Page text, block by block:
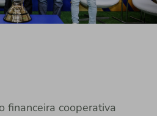
financeira cooperativa